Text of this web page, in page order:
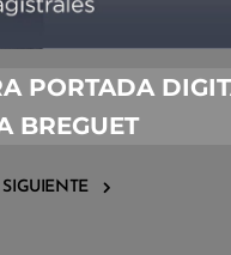
SIGUIENTE
PORTADA
BREGUET